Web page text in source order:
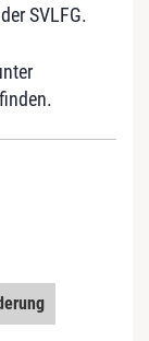
SVLFG.